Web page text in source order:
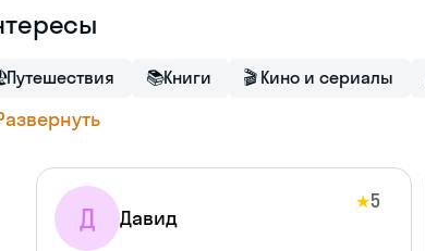
Путешествия 📚Книги 🎬 Кино и сериалы
Д Давид
★5